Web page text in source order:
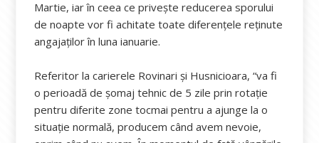
Martie, iar în ceea ce priveşte reducerea sporului
de noapte vor fi achitate toate diferenţele reţinute
angajaţilor în luna ianuarie.
Referitor la carierele Rovinari şi Husnicioara, “va fi
o perioadă de şomaj tehnic de 5 zile prin rotaţie
pentru diferite zone tocmai pentru a ajunge la o
situaţie normală, producem când avem nevoie,